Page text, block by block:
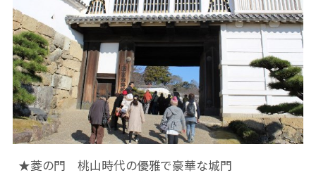
★菱の門 桃山時代の優雅で豪華な城門